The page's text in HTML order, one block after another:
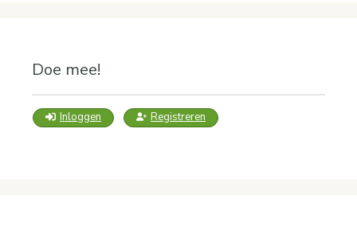
Doe mee!
Inloggen Registreren